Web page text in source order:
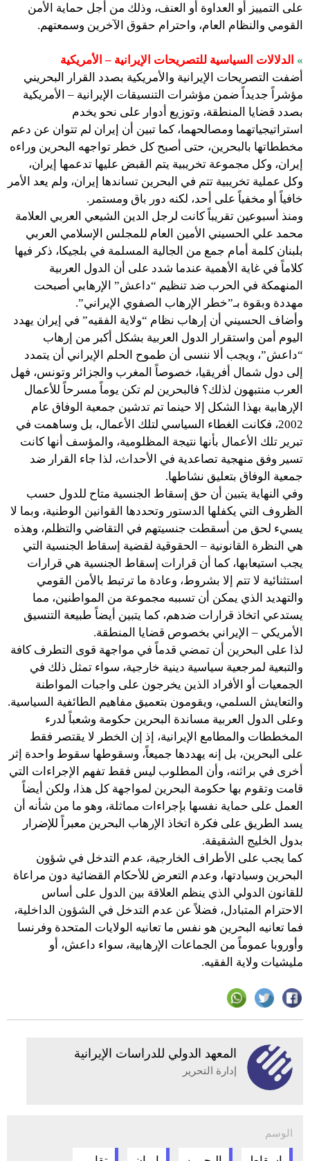
على التمييز أو العداوة أو العنف، وذلك من أجل حماية الأمن
القومي والنظام العام، واحترام حقوق الآخرين وسمعتهم.
» الدلالات السياسية للتصريحات الإيرانية – الأمريكية
أضفت التصريحات الإيرانية والأمريكية بصدد القرار البحريني
مؤشراً جديداً ضمن مؤشرات التنسيقات الإيرانية – الأمريكية
بصدد قضايا المنطقة، وتوزيع أدوار على نحو يخدم
استراتيجياتهما ومصالحهما، كما تبين أن إيران لم تتوان عن دعم
مخططاتها بالبحرين، حتى أصبح كل خطر تواجهه البحرين وراءه
إيران، وكل مجموعة تخريبية يتم القبض عليها تدعمها إيران،
وكل عملية تخريبية تتم في البحرين تساندها إيران، ولم يعد الأمر
خافياً أو مخفياً على أحد، لكنه دور باق ومستمر.
ومنذ أسبوعين تقريباً كانت لرجل الدين الشيعي العربي العلامة
محمد علي الحسيني الأمين العام للمجلس الإسلامي العربي
بلبنان كلمة أمام جمع من الجالية المسلمة في بلجيكا، ذكر فيها
كلاماً في غاية الأهمية عندما شدد على أن الدول العربية
المنهمكة في الحرب ضد تنظيم “داعش” الإرهابي أصبحت
مهددة وبقوة بـ”خطر الإرهاب الصفوي الإيراني”.
وأضاف الحسيني أن إرهاب نظام “ولاية الفقيه” في إيران يهدد
اليوم أمن واستقرار الدول العربية بشكل أكبر من إرهاب
“داعش”، ويجب ألا ننسى أن طموح الحلم الإيراني أن يتمدد
إلى دول شمال أفريقيا، خصوصاً المغرب والجزائر وتونس، فهل
العرب منتبهون لذلك؟ فالبحرين لم تكن يوماً مسرحاً للأعمال
الإرهابية بهذا الشكل إلا حينما تم تدشين جمعية الوفاق عام
2002، فكانت الغطاء السياسي لتلك الأعمال، بل وساهمت في
تبرير تلك الأعمال بأنها نتيجة المظلومية، والمؤسف أنها كانت
تسير وفق منهجية تصاعدية في الأحداث، لذا جاء القرار ضد
جمعية الوفاق بتعليق نشاطها.
وفي النهاية يتبين أن حق إسقاط الجنسية متاح للدول حسب
الظروف التي يكفلها الدستور وتحددها القوانين الوطنية، وبما لا
يسيء لحق من أسقطت جنسيتهم في التقاضي والتظلم، وهذه
هي النظرة القانونية – الحقوقية لقضية إسقاط الجنسية التي
يجب استيعابها، كما أن قرارات إسقاط الجنسية هي قرارات
استثنائية لا تتم إلا بشروط، وعادة ما ترتبط بالأمن القومي
والتهديد الذي يمكن أن تسببه مجموعة من المواطنين، مما
يستدعي اتخاذ قرارات ضدهم، كما يتبين أيضاً طبيعة التنسيق
الأمريكي – الإيراني بخصوص قضايا المنطقة.
لذا على البحرين أن تمضي قدماً في مواجهة قوى التطرف كافة
والتبعية لمرجعية سياسية دينية خارجية، سواء تمثل ذلك في
الجمعيات أو الأفراد الذين يخرجون على واجبات المواطنة
والتعايش السلمي، ويقومون بتعميق مفاهيم الطائفية السياسية.
وعلى الدول العربية مساندة البحرين حكومة وشعباً لدرء
المخططات والمطامع الإيرانية، إذ إن الخطر لا يقتصر فقط
على البحرين، بل إنه يهددها جميعاً، وسقوطها سقوط واحدة إثر
أخرى في براثنه، وأن المطلوب ليس فقط تفهم الإجراءات التي
قامت وتقوم بها حكومة البحرين لمواجهة كل هذا، ولكن أيضاً
العمل على حماية نفسها بإجراءات مماثلة، وهو ما من شأنه أن
يسد الطريق على فكرة اتخاذ الإرهاب البحرين معبراً للإضرار
بدول الخليج الشقيقة.
كما يجب على الأطراف الخارجية، عدم التدخل في شؤون
البحرين وسيادتها، وعدم التعرض للأحكام القضائية دون مراعاة
للقانون الدولي الذي ينظم العلاقة بين الدول على أساس
الاحترام المتبادل، فضلاً عن عدم التدخل في الشؤون الداخلية،
فما تعانيه البحرين هو نفس ما تعانيه الولايات المتحدة وفرنسا
وأوروبا عموماً من الجماعات الإرهابية، سواء داعش، أو
مليشيات ولاية الفقيه.
المعهد الدولي للدراسات الإيرانية
إدارة التحرير
الوسم